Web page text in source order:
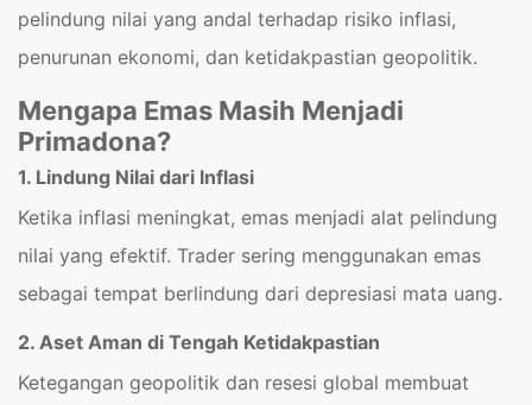
pelindung nilai yang andal terhadap risiko inflasi,
penurunan ekonomi, dan ketidakpastian geopolitik.
Mengapa Emas Masih Menjadi
Primadona?
1. Lindung Nilai dari Inflasi
Ketika inflasi meningkat, emas menjadi alat pelindung
nilai yang efektif. Trader sering menggunakan emas
sebagai tempat berlindung dari depresiasi mata uang.
2. Aset Aman di Tengah Ketidakpastian
Ketegangan geopolitik dan resesi global membuat